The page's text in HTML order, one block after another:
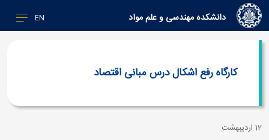
EN دانشکده مهندسی و علم مواد
کارگاه رفع اشکال درس مبانی اقتصاد
12 اردیبهشت